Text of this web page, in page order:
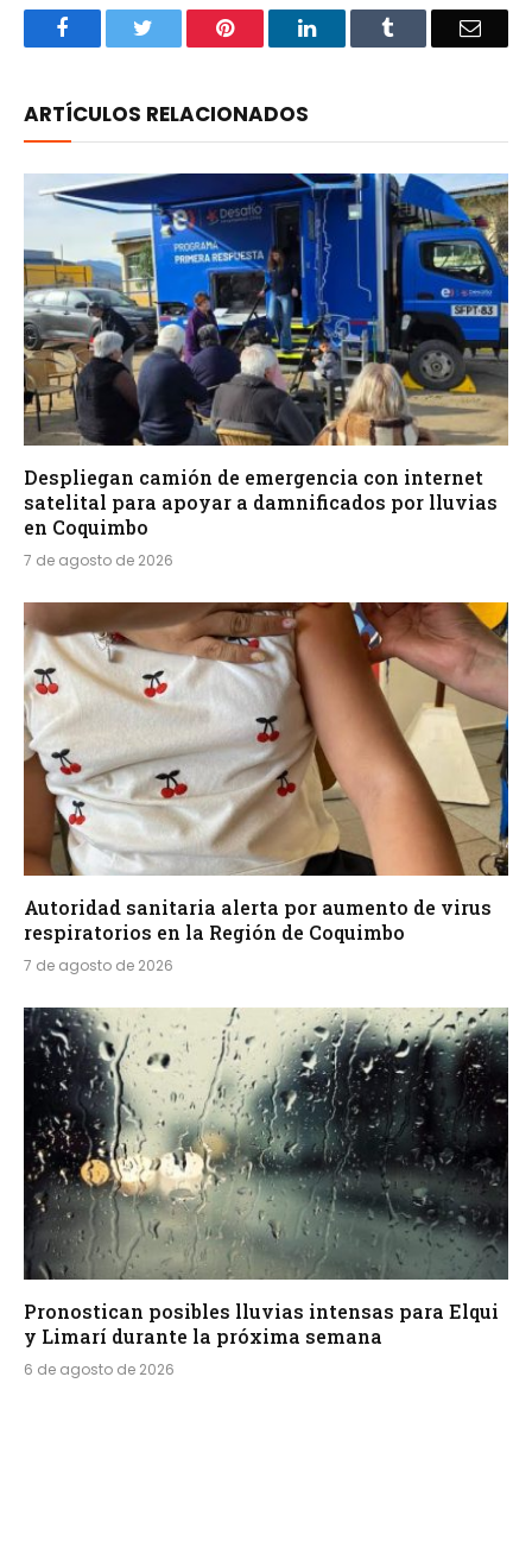
Facebook Pinterest LinkedIn Email
ARTÍCULOS RELACIONADOS
Despliegan camión de emergencia con internet
satelital para apoyar a damnificados por lluvias
en Coquimbo
7 de agosto de 2026
Autoridad sanitaria alerta por aumento de virus
respiratorios en la Región de Coquimbo
7 de agosto de 2026
Pronostican posibles lluvias intensas para Elqui
y Limarí durante la próxima semana
6 de agosto de 2026